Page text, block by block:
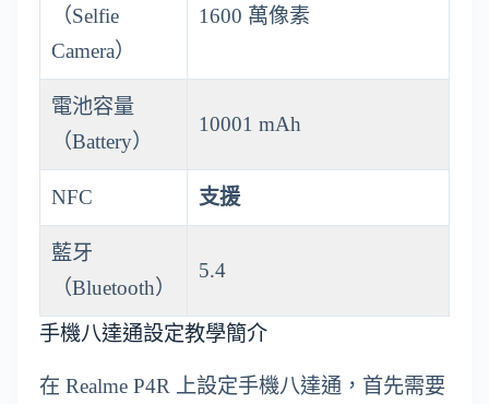
（Selfie
Camera）
1600 萬像素
電池容量
（Battery）
10001 mAh
NFC 支援
藍牙
（Bluetooth）
5.4
手機八達通設定教學簡介
在 Realme P4R 上設定手機八達通，首先需要